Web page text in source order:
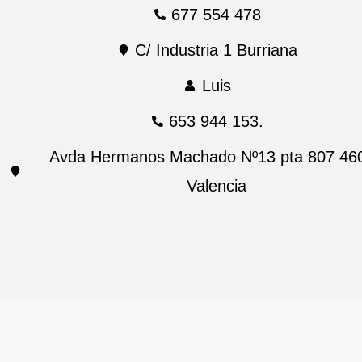
677 554 478
C/ Industria 1 Burriana
Luis
653 944 153.
Avda Hermanos Machado Nº13 pta 807
Valencia